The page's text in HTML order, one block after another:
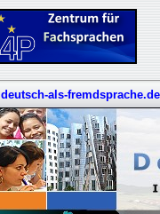
deutsch-als-fremdsprache.de